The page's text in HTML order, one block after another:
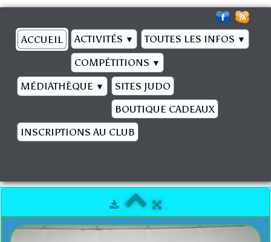
ACCUEIL ACTIVITÉS ▼ TOUTES LES INFOS ▼
COMPÉTITIONS ▼
MÉDIATHÈQUE ▼
SITES JUDO
BOUTIQUE CADEAUX
INSCRIPTIONS AU CLUB